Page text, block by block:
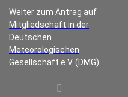
Weiter zum Antrag auf
Mitgliedschaft in der
Deutschen
Meteorologischen
Gesellschaft e.V. (DMG)